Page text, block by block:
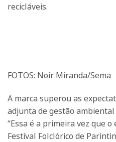
recicláveis.
FOTOS: Noir Miranda/Sema
A marca superou as
adjunta de gestão ambiental
“Essa é a primeira vez que
Festival Folclórico de